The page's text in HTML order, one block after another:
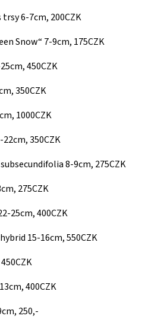
6-7cm, 200CZK
Snow“ 7-9cm, 175CZK
450CZK
350CZK
1000CZK
350CZK
8-9cm, 275CZK
275CZK
25cm, 400CZK
15-16cm, 550CZK
400CZK
250,-